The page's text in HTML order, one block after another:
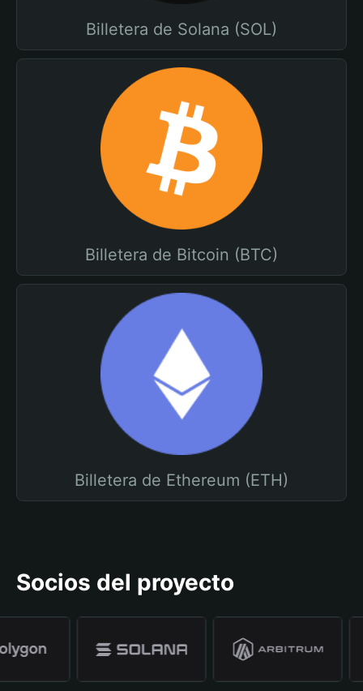
Billetera de Solana (SOL)
Billetera de Bitcoin (BTC)
Billetera de Ethereum (ETH)
Socios del proyecto